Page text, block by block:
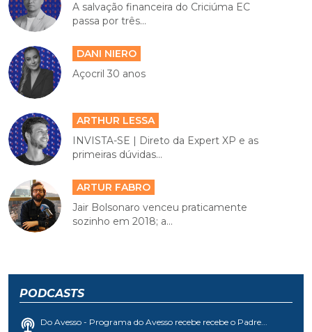
A salvação financeira do Criciúma EC
passa por três...
DANI NIERO
Açocril 30 anos
ARTHUR LESSA
INVISTA-SE | Direto da Expert XP e as
primeiras dúvidas...
ARTUR FABRO
Jair Bolsonaro venceu praticamente
sozinho em 2018; a...
PODCASTS
Do Avesso - Programa do Avesso recebe recebe o Padre...